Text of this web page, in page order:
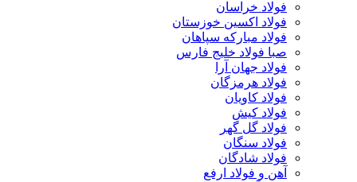
فولاد خراسان
فولاد اکسین خوزستان
فولاد مبارکه سپاهان
صبا فولاد خلیج فارس
فولاد جهان آرا
فولاد هرمزگان
فولاد کاویان
فولاد کیش
فولاد گل گهر
فولاد سنگان
فولاد شادگان
آهن و فولاد ارفع